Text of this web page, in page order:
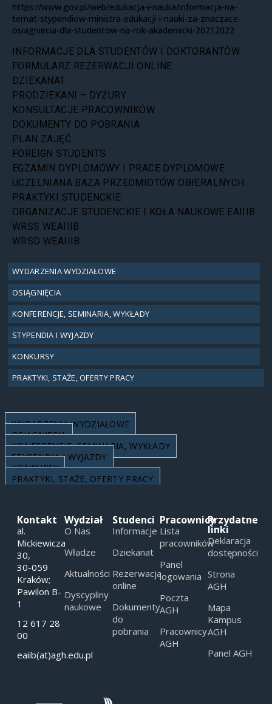
INFORMACJE DLA STUDENTÓW I DOKTORANTÓW
FORMULARZ REZERWACJI ONLINE
DZIEKANAT
PRODZIEKANI – DYŻURY
KONSULTACJE PRACOWNIKÓW
DOKUMENTY DO POBRANIA
PLAN ZAJĘĆ
FOREIGN STUDENTS
EGZAMIN DYPLOMOWY I PRACE DYPLOMOWE
UCZELNIANA BAZA PRZEDMIOTÓW OBIERALNYCH
PRAKTYKI STUDENCKIE
ORGANIZACJE STUDENCKIE I KOŁA NAUKOWE EAIIIB
WRSS WEAIIIB
WRSD WEAIIIB
https://www.gov.pl/web/edukacja-i-nauka/informacja-na-
temat-stypendiow-ministra-edukacji-i-nauki-za-znaczace-
osiagniecia-dla-studentow-na-rok-akademicki-20212022
WYDARZENIA WYDZIAŁOWE
OSIĄGNIĘCIA
KONFERENCJE, SEMINARIA, WYKŁADY
STYPENDIA I WYJAZDY
KONKURSY
PRAKTYKI, STAŻE, OFERTY PRACY
WYDARZENIA WYDZIAŁOWE
OSIĄGNIĘCIA
KONFERENCJE, SEMINARIA, WYKŁADY
STYPENDIA I WYJAZDY
KONKURSY
PRAKTYKI, STAŻE, OFERTY PRACY
Kontakt
al.
Mickiewicza
30,
30-059
Kraków;
Pawilon B-
1
12 617 28
00
eaiib(at)agh.edu.pl
Wydział
O Nas
Władze
Aktualności
Dyscypliny
naukowe
Studenci
Informacje
Dziekanat
Rezerwacja
online
Dokumenty
do
pobrania
Pracownicy
Lista
pracowników
Panel
logowania
Poczta
AGH
Pracownicy
AGH
Przydatne
linki
Deklaracja
dostępności
Strona
AGH
Mapa
Kampus
AGH
Panel AGH